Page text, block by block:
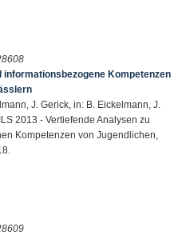
Kompetenzen
J. Gerick, in: B. Eickelmann, J.
2013 - Vertiefende Analysen zu
Kompetenzen von Jugendlichen,